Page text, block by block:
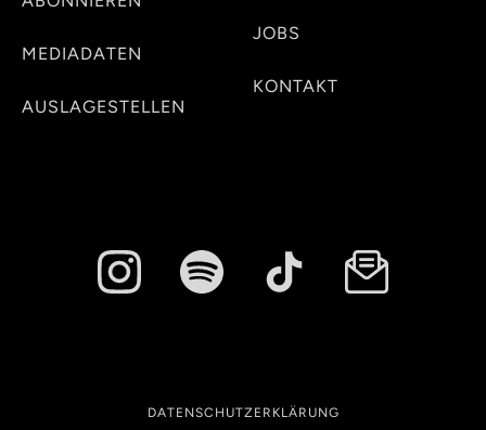
MEDIADATEN
AUSLAGESTELLEN
JOBS
KONTAKT
DATENSCHUTZERKLÄRUNG